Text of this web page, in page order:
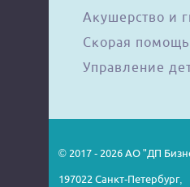
Акушерство и
Скорая помощь
Управление
© 2017 - 2026 АО "ДП
197022 Санкт-Петербург,